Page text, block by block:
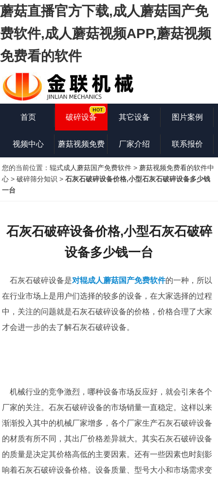
蘑菇直播官方下载,成人蘑菇国产免
费软件,成人蘑菇视频APP,蘑菇视频
免费看的软件
首页 破碎设备 其它设备 图片案例
视频中心 蘑菇视频免费
看的软件知识
厂家介绍 联系报价
您的当前位置：辊式成人蘑菇国产免费软件 >蘑菇视频免费看的软件中
心 >破碎筛分知识 >石灰石破碎设备价格,小型石灰石破碎设备多少钱
一台
石灰石破碎设备价格,小型石灰石破碎
设备多少钱一台
石灰石破碎设备是对辊成人蘑菇国产免费软件的一种，所以
在行业市场上是用户们选择的较多的设备，在大家选择的过程
中，关注的问题就是石灰石破碎设备的价格，价格合理了大家
才会进一步的去了解石灰石破碎设备。
机械行业的竞争激烈，哪种设备市场反应好，就会引来各个
厂家的关注。石灰石破碎设备的市场销量一直稳定。这样以来
渐渐投入其中的机械厂家增多，各个厂家生产石灰石破碎设备
的材质有所不同，其出厂价格差异就大。其实石灰石破碎设备
的质量是决定其价格高低的主要因素。还有一些因素也时刻影
响着石灰石破碎设备价格。设备质量、型号大小和市场需求变